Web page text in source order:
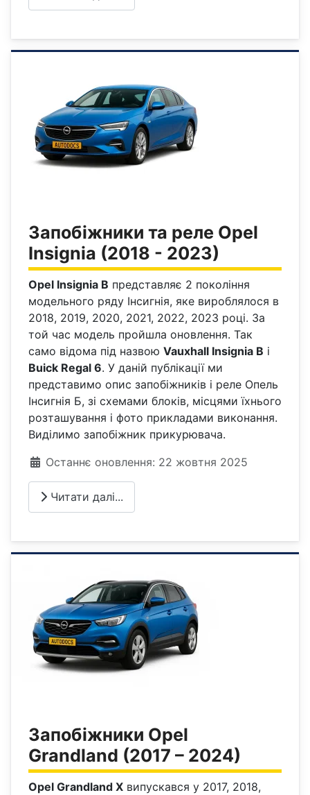
Запобіжники та реле Opel
Insignia (2018 - 2023)
Opel Insignia B представляє 2 покоління
модельного ряду Інсигнія, яке вироблялося в
2018, 2019, 2020, 2021, 2022, 2023 році. За
той час модель пройшла оновлення. Так
само відома під назвою Vauxhall Insignia B і
Buick Regal 6. У даній публікації ми
представимо опис запобіжників і реле Опель
Інсигнія Б, зі схемами блоків, місцями їхнього
розташування і фото прикладами виконання.
Виділимо запобіжник прикурювача.
Деталі
Останнє оновлення: 22 жовтня 2025
Читати далі...
Запобіжники Opel
Grandland (2017 – 2024)
Opel Grandland X випускався у 2017, 2018,